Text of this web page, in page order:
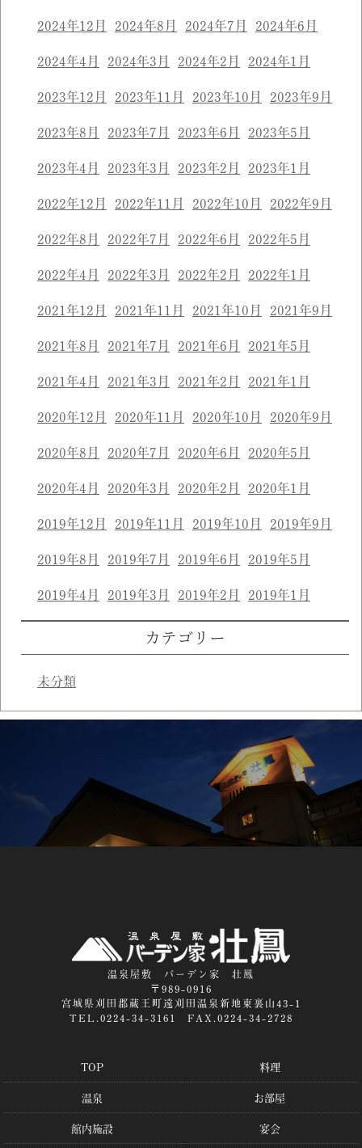
2024年12月 2024年8月 2024年7月 2024年6月
2024年4月 2024年3月 2024年2月 2024年1月
2023年12月 2023年11月 2023年10月 2023年9月
2023年8月 2023年7月 2023年6月 2023年5月
2023年4月 2023年3月 2023年2月 2023年1月
2022年12月 2022年11月 2022年10月 2022年9月
2022年8月 2022年7月 2022年6月 2022年5月
2022年4月 2022年3月 2022年2月 2022年1月
2021年12月 2021年11月 2021年10月 2021年9月
2021年8月 2021年7月 2021年6月 2021年5月
2021年4月 2021年3月 2021年2月 2021年1月
2020年12月 2020年11月 2020年10月 2020年9月
2020年8月 2020年7月 2020年6月 2020年5月
2020年4月 2020年3月 2020年2月 2020年1月
2019年12月 2019年11月 2019年10月 2019年9月
2019年8月 2019年7月 2019年6月 2019年5月
2019年4月 2019年3月 2019年2月 2019年1月
カテゴリー
未分類
温泉屋敷 バーデン家 壮鳳
〒989-0916
宮城県刈田郡蔵王町遠刈田温泉新地東裏山43-1
TEL.0224-34-3161 FAX.0224-34-2728
TOP
料理
温泉
お部屋
館内施設
宴会